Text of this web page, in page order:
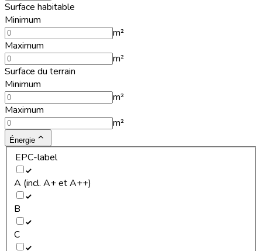
Surface habitable
Minimum
m²
Maximum
m²
Surface du terrain
Minimum
m²
Maximum
m²
Énergie
EPC-label
A (incl. A+ et A++)
B
C